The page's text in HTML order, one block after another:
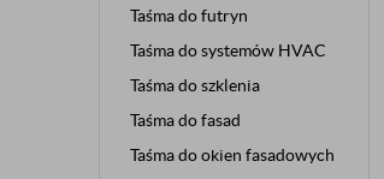
Taśma do futryn
Taśma do systemów HVAC
Taśma do szklenia
Taśma do fasad
Taśma do okien fasadowych